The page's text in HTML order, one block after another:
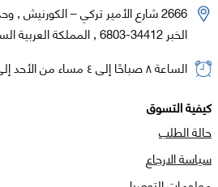
2666 شارع الأمير تركي – الكورنيش , وحدة رقم 102
الخبر 34412-6803 , المملكة العربية السعودية
الساعة ٨ صباحًا إلى ٤ مساء من الأحد إلى الخميس
كيفية التسوق
حالة الطلب
سياسة الارجاع